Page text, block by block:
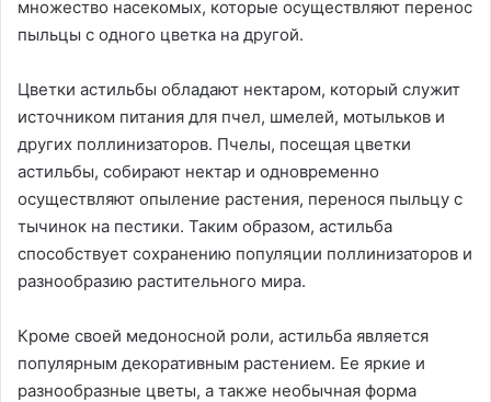
множество насекомых, которые осуществляют перенос
пыльцы с одного цветка на другой.
Цветки астильбы обладают нектаром, который служит
источником питания для пчел, шмелей, мотыльков и
других поллинизаторов. Пчелы, посещая цветки
астильбы, собирают нектар и одновременно
осуществляют опыление растения, перенося пыльцу с
тычинок на пестики. Таким образом, астильба
способствует сохранению популяции поллинизаторов и
разнообразию растительного мира.
Кроме своей медоносной роли, астильба является
популярным декоративным растением. Ее яркие и
разнообразные цветы, а также необычная форма